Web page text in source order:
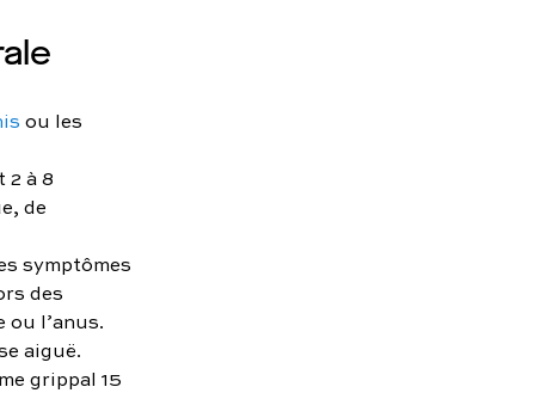
ou les
2 à 8
de
symptômes
des
l’anus.
aiguë.
grippal 15